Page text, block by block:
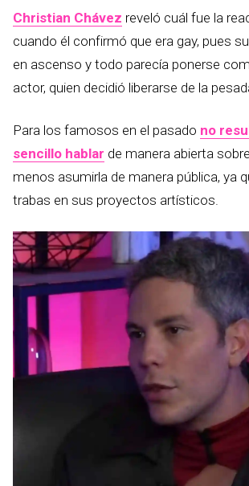
Christian Chávez reveló cuál fue la
cuando él confirmó que era gay, pues
en ascenso y todo parecía ponerse
actor, quien decidió liberarse de la
Para los famosos en el pasado no
sencillo hablar de manera abierta
menos asumirla de manera pública, ya
trabas en sus proyectos artísticos.